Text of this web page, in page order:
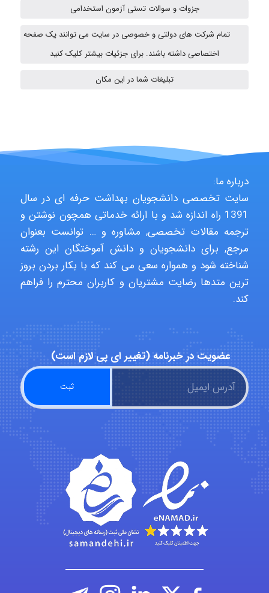
aghajari vahid
Poubakhtiari
Alirez0990
hosein abdolvand
Kati
emami
ehtesham
جزوات و سوالات تستی آزمون استخدامی
تمام شرکت های دولتی و خصوصی در سایت می توانند یک صفحه
اختصاصی داشته باشند. برای جزئیات بیشتر کلیک کنید
تبلیغات شما در این مکان
درباره ما:
سایت تخصصی دانشجویان بهداشت حرفه ای در سال
1391 راه اندازه شد و با ارائه خدماتی همچون نوشتن و
ترجمه مقالات تخصصی, مشاوره و … توانست بعنوان
مرجع, برای دانشجویان و دانش آموختگان این رشته
شناخته شود و همواره سعی می کند که با بکار بردن بروز
ترین متدها رضایت مشتریان و کاربران محترم را فراهم
کند.
عضویت در خبرنامه (تغییر ای پی لازم است)